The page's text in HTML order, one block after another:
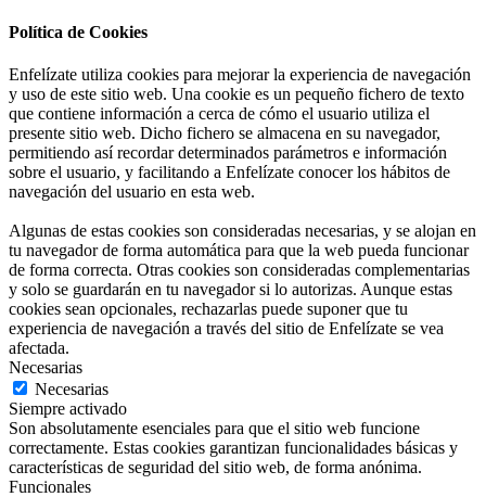
Política de Cookies
Enfelízate utiliza cookies para mejorar la experiencia de navegación
y uso de este sitio web. Una cookie es un pequeño fichero de texto
que contiene información a cerca de cómo el usuario utiliza el
presente sitio web. Dicho fichero se almacena en su navegador,
permitiendo así recordar determinados parámetros e información
sobre el usuario, y facilitando a Enfelízate conocer los hábitos de
navegación del usuario en esta web.
Algunas de estas cookies son consideradas necesarias, y se alojan en
tu navegador de forma automática para que la web pueda funcionar
de forma correcta. Otras cookies son consideradas complementarias
y solo se guardarán en tu navegador si lo autorizas. Aunque estas
cookies sean opcionales, rechazarlas puede suponer que tu
experiencia de navegación a través del sitio de Enfelízate se vea
afectada.
Necesarias
Necesarias
Siempre activado
Son absolutamente esenciales para que el sitio web funcione
correctamente. Estas cookies garantizan funcionalidades básicas y
características de seguridad del sitio web, de forma anónima.
Funcionales